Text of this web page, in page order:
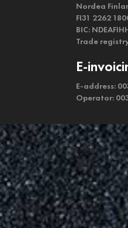
Nordea
FI31 2262
BIC:
Trade
E-
E-address:
Operator: